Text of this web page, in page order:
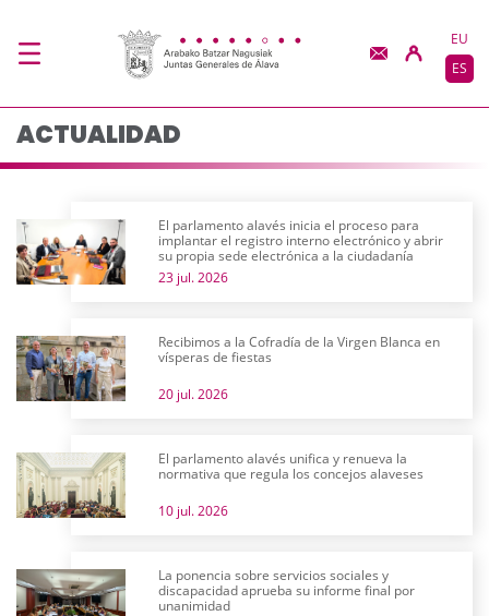
Actualidad - JJGG-
EU
ES
ACTUALIDAD
El parlamento alavés inicia el proceso para
implantar el registro interno electrónico y abrir
su propia sede electrónica a la ciudadanía
23 jul. 2026
Recibimos a la Cofradía de la Virgen Blanca en
vísperas de fiestas
20 jul. 2026
El parlamento alavés unifica y renueva la
normativa que regula los concejos alaveses
10 jul. 2026
La ponencia sobre servicios sociales y
discapacidad aprueba su informe final por
unanimidad